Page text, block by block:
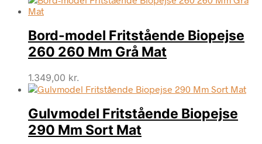
Bord-model Fritstående Biopejse
260 260 Mm Grå Mat
1.349,00 kr.
Gulvmodel Fritstående Biopejse
290 Mm Sort Mat